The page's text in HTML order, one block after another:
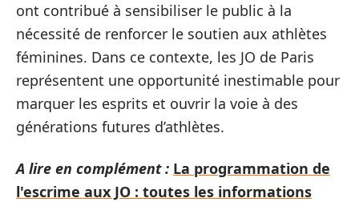
ont contribué à sensibiliser le public à la
nécessité de renforcer le soutien aux athlètes
féminines. Dans ce contexte, les JO de Paris
représentent une opportunité inestimable pour
marquer les esprits et ouvrir la voie à des
générations futures d’athlètes.
A lire en complément : La programmation de
l'escrime aux JO : toutes les informations